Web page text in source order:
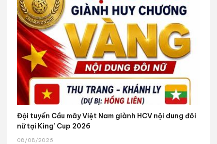
Đội tuyển Cầu mây Việt Nam giành HCV nội dung đôi
nữ tại King’ Cup 2026
08/08/2026